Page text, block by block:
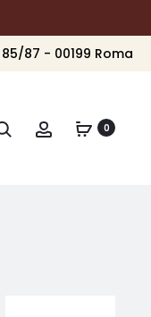
87 - 00199 Roma
Cerca Account0